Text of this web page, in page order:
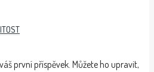
první příspěvek. Můžete ho upravit,